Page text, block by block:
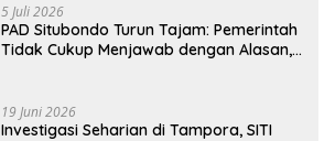
5 Juli 2026
PAD Situbondo Turun Tajam: Pemerintah
Tidak Cukup Menjawab dengan Alasan,
19 Juni 2026
Investigasi Seharian di Tampora, SITI